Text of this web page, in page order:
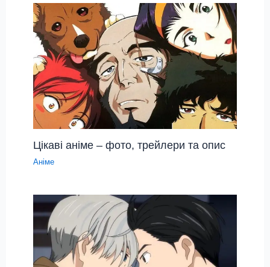
Цікаві аніме – фото, трейлери та опис
Аніме